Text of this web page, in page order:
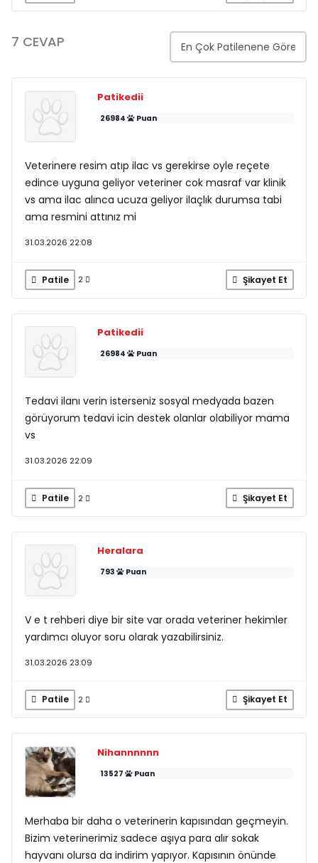
7 CEVAP
Patikedii
26984 Puan
Veterinere resim atıp ilac vs gerekirse oyle reçete
edince uyguna geliyor veteriner cok masraf var klinik
vs ama ilac alınca ucuza geliyor ilaçlık durumsa tabi
ama resmini attınız mi
31.03.2026 22:08
Patile 2 Şikayet Et
Patikedii
26984 Puan
Tedavi ilanı verin isterseniz sosyal medyada bazen
görüyorum tedavi icin destek olanlar olabiliyor mama
vs
31.03.2026 22:09
Patile 2 Şikayet Et
Heralara
793 Puan
V e t rehberi diye bir site var orada veteriner hekimler
yardımcı oluyor soru olarak yazabilirsiniz.
31.03.2026 23:09
Patile 2 Şikayet Et
Nihannnnnn
13527 Puan
Merhaba bir daha o veterinerin kapısından geçmeyin.
Bizim veterinerimiz sadece aşıya para alır sokak
hayvanı olursa da indirim yapıyor. Kapısının önünde